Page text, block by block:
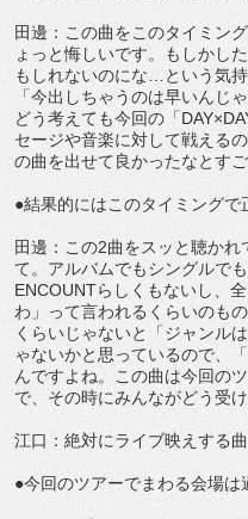
田邊：この曲をこのタイミン
ょっと悔しいです。もしかし
もしれないのにな…という気
「今出しちゃうのは早いんじ
どう考えても今回の「
セージや音楽に対して戦える
の曲を出せて良かったなとすご
●結果的にはこのタイミングで
田邊：この2曲をスッと聴か
て。アルバムでもシングルで
ENCOUNTらしくもないし、
わ」って言われるくらいのも
くらいじゃないと「ジャンル
ゃないかと思っているので、
んですよね。この曲は今回の
で、その時にみんながどう受
江口：絶対にライブ映えする
●今回のツアーでまわる会場は